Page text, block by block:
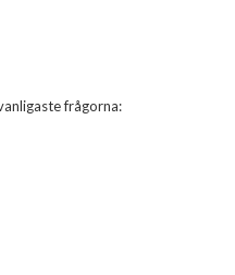
frågorna: